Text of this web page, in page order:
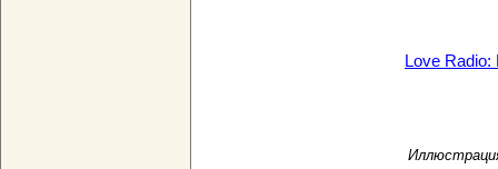
Love